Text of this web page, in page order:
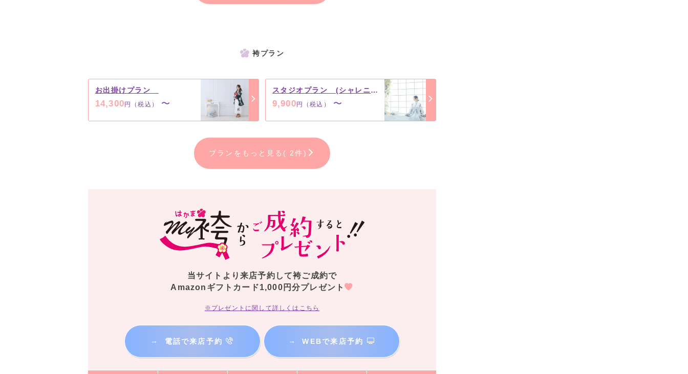
袴プラン
お出掛けプラン
14,300 円（税込） 〜
スタジオプラン (シャレニー店舗限定)
9,900 円（税込） 〜
プランをもっと見る( 2件)
当サイトより来店予約して袴ご成約で
Amazonギフトカード1,000円分プレゼント
※プレゼントに関して詳しくはこちら
→ 電話で来店予約 → WEBで来店予約